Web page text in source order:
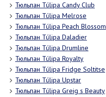
Тюльпан Túlipa Candy Club
Тюльпан Túlipa Melrose
Тюльпан Túlipa Peach Blossom
Тюльпан Túlipa Daladier
Тюльпан Túlipa Drumline
Тюльпан Túlipa Royalty
Тюльпан Túlipa Fridge Soltitse
Тюльпан Túlipa Upstar
Тюльпан Túlipa Greig s Beauty